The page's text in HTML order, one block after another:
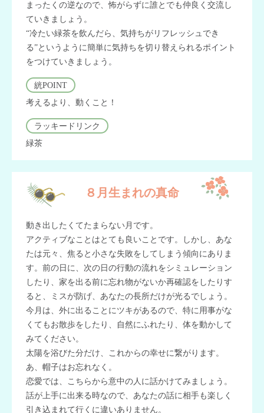
まったくの逆なので、怖がらずに誰とでも仲良く交流し
ていきましょう。
“冷たい緑茶を飲んだら、気持ちがリフレッシュでき
る”というように簡単に気持ちを切り替えられるポイント
をつけていきましょう。
絖POINT
考えるより、動くこと！
ラッキードリンク
緑茶
８月生まれの真命
動き出したくてたまらない月です。
アクティブなことはとても良いことです。しかし、あな
たは元々、焦ると小さな失敗をしてしまう傾向にありま
す。前の日に、次の日の行動の流れをシミュレーション
したり、家を出る前に忘れ物がないか再確認をしたりす
ると、ミスが防げ、あなたの長所だけが光るでしょう。
今月は、外に出ることにツキがあるので、特に用事がな
くてもお散歩をしたり、自然にふれたり、体を動かして
みてください。
太陽を浴びた分だけ、これからの幸せに繋がります。
あ、帽子はお忘れなく。
恋愛では、こちらから意中の人に話かけてみましょう。
話が上手に出来る時なので、あなたの話に相手も楽しく
引き込まれて行くに違いありません。